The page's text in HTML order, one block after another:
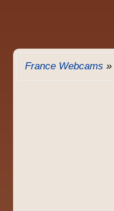
France Webcams »